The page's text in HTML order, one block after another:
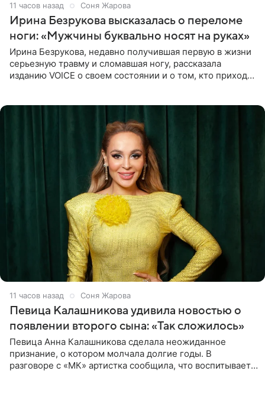
11 часов назад Соня Жарова
Ирина Безрукова высказалась о переломе
ноги: «Мужчины буквально носят на руках»
Ирина Безрукова, недавно получившая первую в жизни
серьезную травму и сломавшая ногу, рассказала
изданию VOICE о своем состоянии и о том, кто приходит
11 часов назад Соня Жарова
Певица Калашникова удивила новостью о
появлении второго сына: «Так сложилось»
Певица Анна Калашникова сделала неожиданное
признание, о котором молчала долгие годы. В
разговоре с «МК» артистка сообщила, что воспитывает